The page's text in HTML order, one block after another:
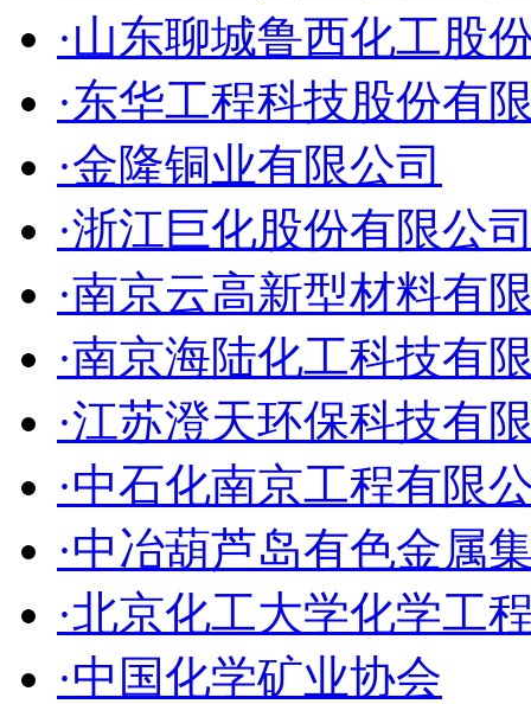
·山东聊城鲁西化工股
·东华工程科技股份有
·金隆铜业有限公司
·浙江巨化股份有限公
·南京云高新型材料有
·南京海陆化工科技有
·江苏澄天环保科技有
·中石化南京工程有限
·中冶葫芦岛有色金属
·北京化工大学化学工
·中国化学矿业协会